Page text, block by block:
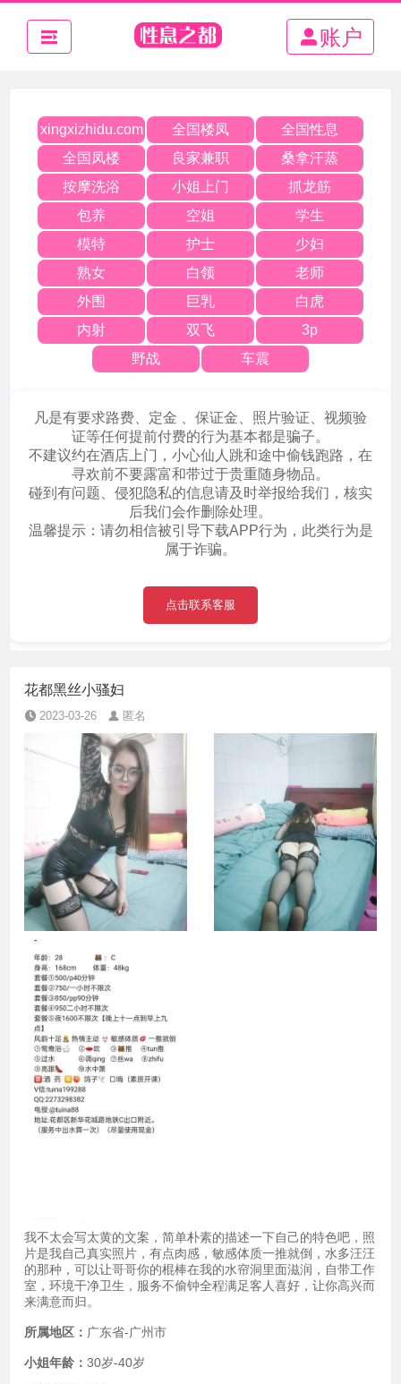
账户
xingxizhidu.com 全国楼凤
全国性息
全国凤楼
良家兼职
桑拿汗蒸
按摩洗浴
小姐上门
抓龙筋
包养
空姐
学生
模特
护士
少妇
熟女
白领
老师
外围
巨乳
白虎
内射
双飞
3p
野战
车震
凡是有要求路费、定金 、保证金、照片验证、视频验
证等任何提前付费的行为基本都是骗子。
不建议约在酒店上门，小心仙人跳和途中偷钱跑路，在
寻欢前不要露富和带过于贵重随身物品。
碰到有问题、侵犯隐私的信息请及时举报给我们，核实
后我们会作删除处理。
温馨提示：请勿相信被引导下载APP行为，此类行为是
属于诈骗。
点击联系客服
花都黑丝小骚妇
2023-03-26 匿名
我不太会写太黄的文案，简单朴素的描述一下自己的特色吧，照
片是我自己真实照片，有点肉感，敏感体质一推就倒，水多汪汪
的那种，可以让哥哥你的棍棒在我的水帘洞里面滋润，自带工作
室，环境干净卫生，服务不偷钟全程满足客人喜好，让你高兴而
来满意而归。
所属地区： 广东省-广州市
小姐年龄： 30岁-40岁